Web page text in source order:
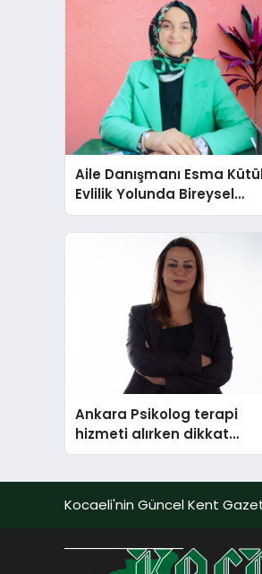
Aile Danışmanı Esma
Evlilik Yolunda Bireysel
Farkındalığın ve Sınırların
Gücünü Anlatıyor
Ankara Psikolog terapi
hizmeti alırken dikkat
edilecek hususlar
Kocaeli'nin Güncel Kent